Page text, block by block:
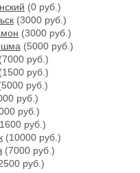
(0 руб.)
(3000 руб.)
(3000 руб.)
(5000 руб.)
(7000 руб.)
(1500 руб.)
руб.)
руб.)
руб.)
руб.)
(10000 руб.)
(7000 руб.)
руб.)